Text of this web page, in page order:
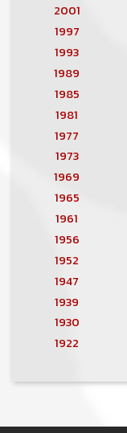
2001
1997
1993
1989
1985
1981
1977
1973
1969
1965
1961
1956
1952
1947
1939
1930
1922